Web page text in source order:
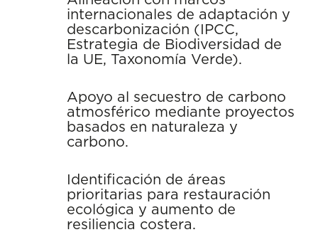
internacionales de adaptación y
descarbonización (IPCC,
Estrategia de Biodiversidad de
la UE, Taxonomía Verde).
Apoyo al secuestro de carbono
atmosférico mediante proyectos
basados en naturaleza y
carbono.
Identificación de áreas
prioritarias para restauración
ecológica y aumento de
resiliencia costera.